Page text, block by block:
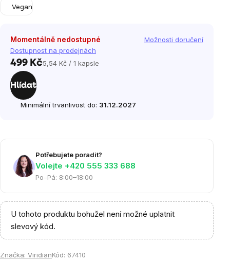
Vegan
Momentálně nedostupné
Dostupnost na prodejnách
Možnosti doručení
499 KčMěrná
5,54 Kč / 1 kapsle
Hlídat
Minimální trvanlivost do: 31.12.2027
Potřebujete poradit?
Volejte ‭+420 555 333 688
Po–Pá: 8:00–18:00
U tohoto produktu bohužel není možné uplatnit
slevový kód.
Značka: ViridianKód: 67410